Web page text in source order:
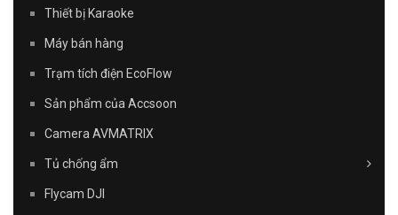
Thiết bị Karaoke
Máy bán hàng
Trạm tích điện EcoFlow
Sản phẩm của Accsoon
Camera AVMATRIX
Tủ chống ẩm
Flycam DJI